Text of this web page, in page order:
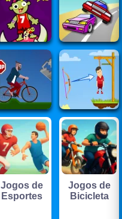
Jogos de
Esportes
Jogos de
Bicicleta